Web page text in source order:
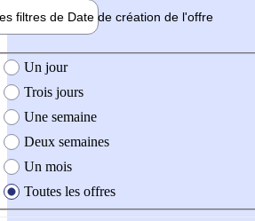
filtres de Date de création de l'offre
création de l'offre
Un jour
Trois jours
Une semaine
Deux semaines
Un mois
Toutes les offres